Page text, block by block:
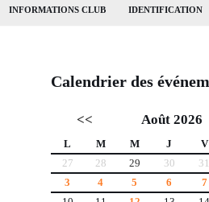
INFORMATIONS CLUB IDENTIFICATION
Calendrier des
<< Août 2026
L M M J V
27
28 29 30 31
3
4 5 6 7